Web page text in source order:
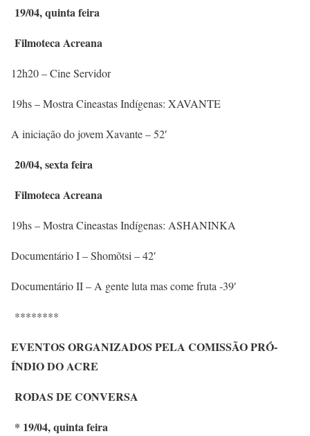
19/04, quinta feira
Filmoteca Acreana
12h20 – Cine Servidor
19hs – Mostra Cineastas Indígenas: XAVANTE
A iniciação do jovem Xavante – 52′
20/04, sexta feira
Filmoteca Acreana
19hs – Mostra Cineastas Indígenas: ASHANINKA
Documentário I – Shomõtsi – 42′
Documentário II – A gente luta mas come fruta -39′
********
EVENTOS ORGANIZADOS PELA COMISSÃO PRÓ-
ÍNDIO DO ACRE
RODAS DE CONVERSA
* 19/04, quinta feira